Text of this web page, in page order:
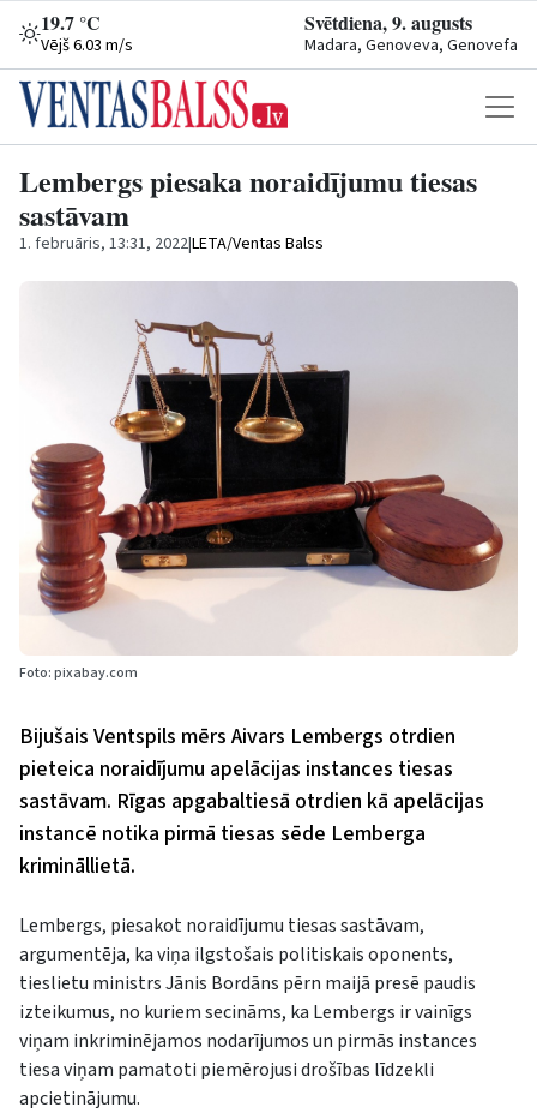
19.7 °C
Vējš 6.03 m/s
Svētdiena, 9. augusts
Madara, Genoveva, Genovefa
Lembergs piesaka noraidījumu tiesas
sastāvam
1. februāris, 13:31, 2022|LETA/Ventas Balss
Foto: pixabay.com
Bijušais Ventspils mērs Aivars Lembergs otrdien
pieteica noraidījumu apelācijas instances tiesas
sastāvam. Rīgas apgabaltiesā otrdien kā apelācijas
instancē notika pirmā tiesas sēde Lemberga
krimināllietā.
Lembergs, piesakot noraidījumu tiesas sastāvam,
argumentēja, ka viņa ilgstošais politiskais oponents,
tieslietu ministrs Jānis Bordāns pērn maijā presē paudis
izteikumus, no kuriem secināms, ka Lembergs ir vainīgs
viņam inkriminējamos nodarījumos un pirmās instances
tiesa viņam pamatoti piemērojusi drošības līdzekli
apcietinājumu.